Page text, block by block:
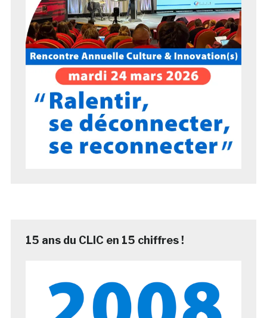
15 ans du CLIC en 15 chiffres !